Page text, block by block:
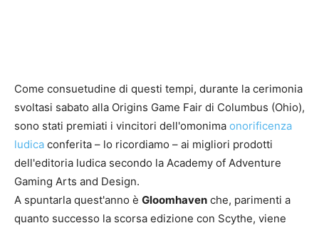
Come consuetudine di questi tempi, durante la cerimonia
svoltasi sabato alla Origins Game Fair di Columbus (Ohio),
sono stati premiati i vincitori dell'omonima onorificenza
ludica conferita – lo ricordiamo – ai migliori prodotti
dell'editoria ludica secondo la Academy of Adventure
Gaming Arts and Design.
A spuntarla quest'anno è Gloomhaven che, parimenti a
quanto successo la scorsa edizione con Scythe, viene